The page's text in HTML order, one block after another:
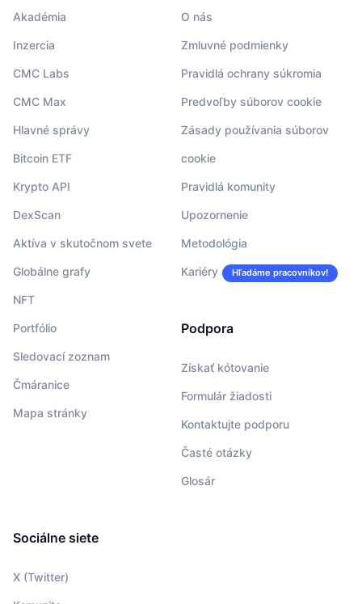
Akadémia
Inzercia
CMC Labs
CMC Max
Hlavné správy
Bitcoin ETF
Krypto API
DexScan
Aktíva v skutočnom svete
Globálne grafy
NFT
Portfólio
Sledovací zoznam
Čmáranice
Mapa stránky
O nás
Zmluvné podmienky
Pravidlá ochrany súkromia
Predvoľby súborov cookie
Zásady používania súborov
cookie
Pravidlá komunity
Upozornenie
Metodológia
Kariéry Hľadáme pracovníkov!
Podpora
Získať kótovanie
Formulár žiadosti
Kontaktujte podporu
Časté otázky
Glosár
Sociálne siete
X (Twitter)